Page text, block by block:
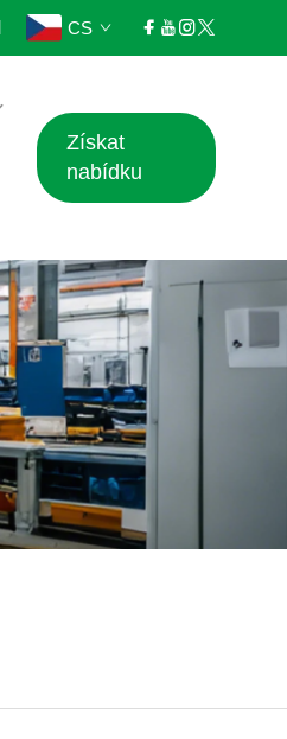
CS
Získat
nabídku